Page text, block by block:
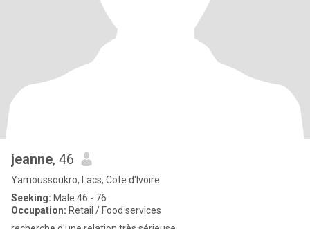
jeanne, 46
Yamoussoukro, Lacs, Cote d'Ivoire
Seeking: Male 46 - 76
Occupation: Retail / Food services